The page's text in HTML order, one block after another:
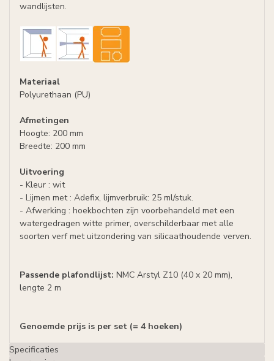
wandlijsten.
Materiaal
Polyurethaan (PU)
Afmetingen
Hoogte: 200 mm
Breedte: 200 mm
Uitvoering
- Kleur : wit
- Lijmen met : Adefix, lijmverbruik: 25 ml/stuk.
- Afwerking : hoekbochten zijn voorbehandeld met een
watergedragen witte primer, overschilderbaar met alle
soorten verf met uitzondering van silicaathoudende verven.
Passende plafondlijst: NMC Arstyl Z10 (40 x 20 mm),
lengte 2 m
Genoemde prijs is per set (= 4 hoeken)
Specificaties